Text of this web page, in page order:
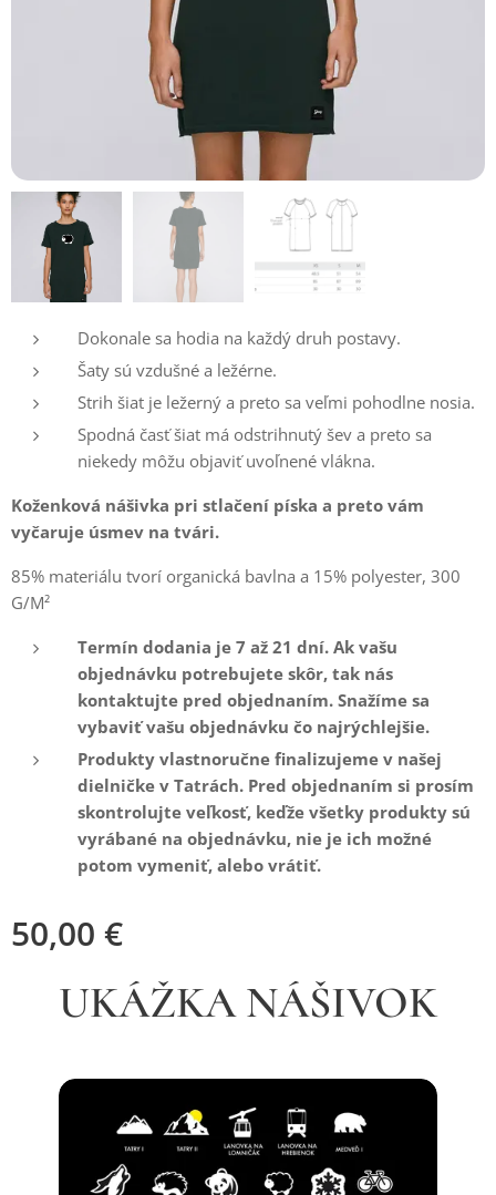
Dokonale sa hodia na každý druh postavy.
Šaty sú vzdušné a ležérne.
Strih šiat je ležerný a preto sa veľmi pohodlne nosia.
Spodná časť šiat má odstrihnutý šev a preto sa
niekedy môžu objaviť uvoľnené vlákna.
Koženková nášivka pri stlačení píska a preto vám
vyčaruje úsmev na tvári.
85% materiálu tvorí organická bavlna a 15% polyester, 300
G/M²
Termín dodania je 7 až 21 dní. Ak vašu
objednávku potrebujete skôr, tak nás
kontaktujte pred objednaním. Snažíme sa
vybaviť vašu objednávku čo najrýchlejšie.
Produkty vlastnoručne finalizujeme v našej
dielničke v Tatrách. Pred objednaním si prosím
skontrolujte veľkosť, keďže všetky produkty sú
vyrábané na objednávku, nie je ich možné
potom vymeniť, alebo vrátiť.
50,00 €
UKÁŽKA NÁŠIVOK